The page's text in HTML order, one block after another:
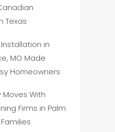
Texas
in
MO Made
Homeowners
With
Firms in Palm